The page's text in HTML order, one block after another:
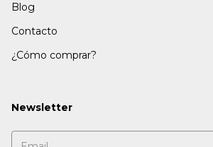
Blog
Contacto
¿Cómo comprar?
Newsletter